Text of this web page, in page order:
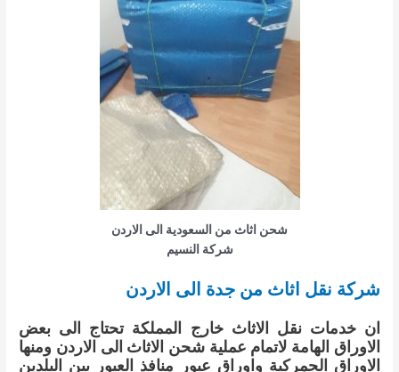
شحن اثاث من السعودية الى الاردن
شركة النسيم
شركة نقل اثاث من جدة الى الاردن
ان خدمات نقل الاثاث خارج المملكة تحتاج الى بعض
الاوراق الهامة لاتمام عملية شحن الاثاث الى الاردن ومنها
الاوراق الجمركية واوراق عبور منافذ العبور بين البلدين